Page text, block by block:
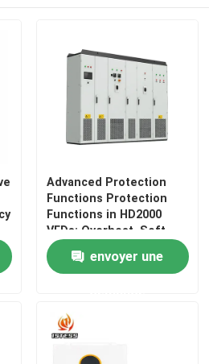
fréquence de vfd
de vecteur
Advanced Protection
Functions Protection
Functions in HD2000
VFDs: Overheat, Soft-
Start, and IGBT Safety
envoyer une